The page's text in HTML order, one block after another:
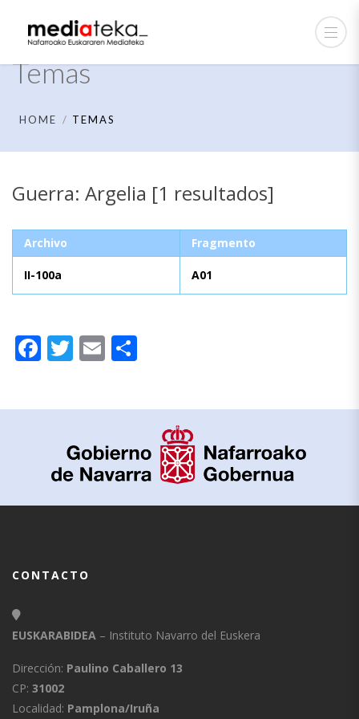
Temas
HOME TEMAS
Guerra: Argelia [1 resultados]
Archivo Fragmento
II-100a A01
Facebook
Twitter
Email
CONTACTO
EUSKARABIDEA – Instituto Navarro del Euskera
Dirección: Paulino Caballero 13
CP: 31002
Localidad: Pamplona/Iruña